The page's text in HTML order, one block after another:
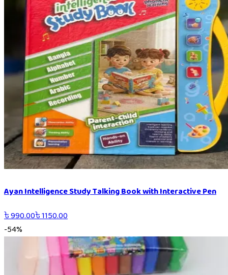
Ayan Intelligence Study Talking Book with Interactive Pen
৳990.00৳1150.00
-54%